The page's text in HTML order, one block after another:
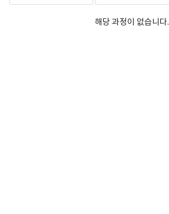
해당 과정이 없습니다.